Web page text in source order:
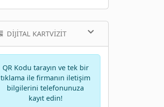
DIJITAL KARTVIZIT
QR Kodu tarayın ve tek bir
tıklama ile firmanın iletişim
bilgilerini telefonunuza
kayıt edin!